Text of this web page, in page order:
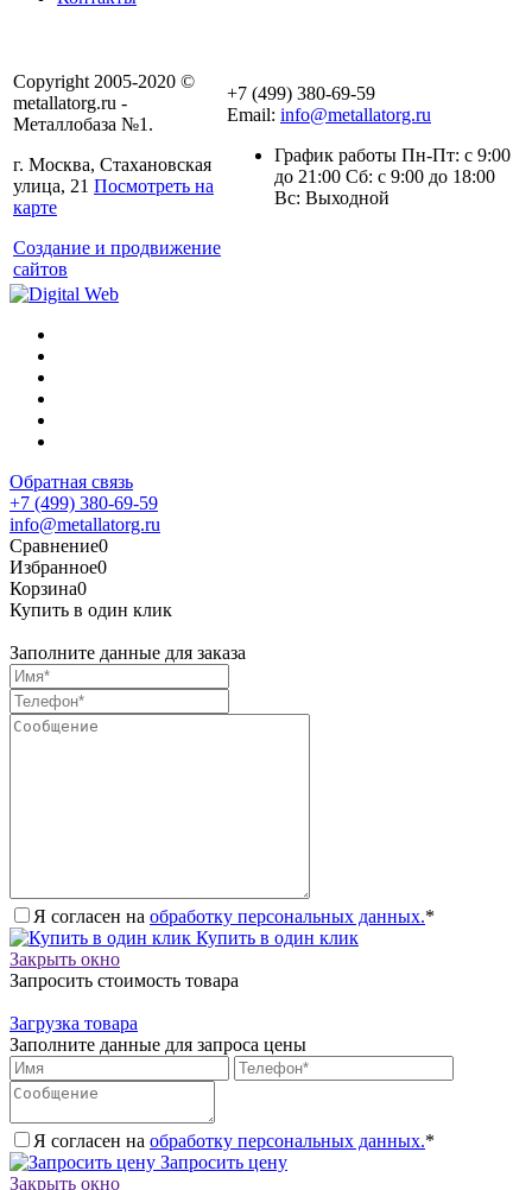
Copyright 2005-2020 ©
metallatorg.ru -
Металлобаза №1.
г. Москва, Стахановская
улица, 21 Посмотреть на
карте
Создание и продвижение
сайтов
+7 (499) 380-69-59
Email: info@metallatorg.ru
График работы Пн-Пт: с 9:00
до 21:00 Сб: с 9:00 до 18:00
Вс: Выходной
Обратная связь
+7 (499) 380-69-59
info@metallatorg.ru
Сравнение0
Избранное0
Корзина0
Купить в один клик
Заполните данные для заказа
Я согласен на обработку персональных данных.*
Купить в один клик
Закрыть окно
Запросить стоимость товара
Загрузка товара
Заполните данные для запроса цены
Я согласен на обработку персональных данных.*
Запросить цену
Закрыть окно